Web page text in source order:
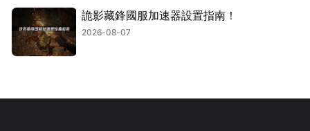
詭影藏鋒國服加速器設置指南！
2026-08-07